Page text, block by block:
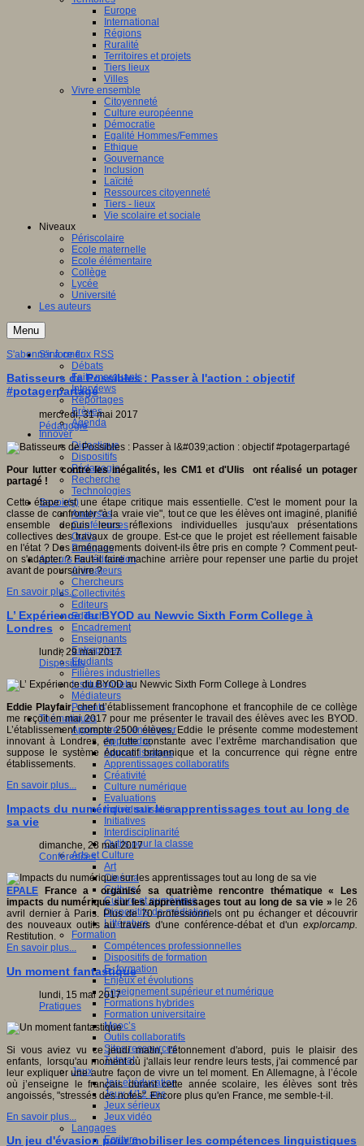
Europe
International
Régions
Ruralité
Territoires et projets
Tiers lieux
Villes
Vivre ensemble
Citoyenneté
Culture européenne
Démocratie
Egalité Hommes/Femmes
Ethique
Gouvernance
Inclusion
Laïcité
Ressources citoyenneté
Tiers - lieux
Vie scolaire et sociale
Niveaux
Périscolaire
Ecole maternelle
Ecole élémentaire
Collège
Lycée
Université
Les auteurs
Menu
S'informer
Débats
Faits marquants
Interviews
Reportages
Brèves
Agenda
Innover
Didactique
Dispositifs
Pédagogie
Recherche
Technologies
Savoir(s)
Analyses
Conférences
Outils
Pratiques
Acteurs de l'éducation
Animateurs
Chercheurs
Collectivités
Editeurs
EdTech
Encadrement
Enseignants
Entreprises
Etudiants
Filières industrielles
Institutionnels
Médiateurs
Parents
Thématiques
Apprendre et enseigner
Apprendre
Apprentissages
Apprentissages collaboratifs
Créativité
Culture numérique
Evaluations
Individualisation
Initiatives
Interdisciplinarité
Outils pour la classe
Arts et Culture
Art
Cinéma
Culture
Culture et numérique
Dispositifs de médiation
Littérature
Formation
Compétences professionnelles
Dispositifs de formation
E- formation
Enjeux et évolutions
Enseignement supérieur et numérique
Formations hybrides
Formation universitaire
Mooc’s
Outils collaboratifs
Sites ressources
Tutorat
Jeux
Jeu et éducation
Jeux 4/12 ans
Jeux sérieux
Jeux vidéo
Langages
Ecriture
S'abonner à ce flux RSS
Batisseurs de Possibles : Passer à l'action : objectif
#potagerpartagé
mercredi, 31 mai 2017
Pédagogie
Pour lutter contre les inégalités, les CM1 et d'Ulis ont réalisé un potager
partagé !
Cette étape est une étape critique mais essentielle. C'est le moment pour la
classe de confronter "à la vraie vie", tout ce que les élèves ont imaginé, planifié
ensemble depuis leurs réflexions individuelles jusqu'aux présentations
collectives des travaux de groupe. Est-ce que le projet est réellement faisable
en l'état ? Des aménagements doivent-ils être pris en compte ? Comment peut-
on s'adapter ? Faut-il faire machine arrière pour repenser une partie du projet
avant de poursuivre ?
En savoir plus...
L’ Expérience du BYOD au Newvic Sixth Form College à
Londres
lundi, 29 mai 2017
Dispositifs
Eddie Playfair, chef d’établissement francophone et francophile de ce collège
me reçoit en mai 2017 pour me présenter le travail des élèves avec les BYOD.
L’établissement compte 2500 élèves, Eddie le présente comme modestement
innovant à Londres, en lutte constante avec l’extrême marchandisation que
suppose le système éducatif britannique et la concurrence qui règne entre
établissements.
En savoir plus...
Impacts du numérique sur les apprentissages tout au long de
sa vie
dimanche, 28 mai 2017
Conférences
EPALE France a organisé sa quatrième rencontre thématique « Les
impacts du numérique sur les apprentissages tout au long de sa vie » le 26
avril dernier à Paris. Plus de 70 professionnels ont pu échanger et découvrir
des nouveaux outils au travers d'une conférence-débat et d'un explorcamp.
Restitution.
En savoir plus...
Un moment fantastique
lundi, 15 mai 2017
Pratiques
Si vous aviez vu ce jeudi matin, l'étonnement d'abord, puis le plaisir des
enfants, lorsqu'au moment où j'allais leur rendre leurs tests, j'ai commencé par
leur expliquer une autre façon de vivre un tel moment. En Allemagne, à l’école
où j’enseigne le français durant cette année scolaire, les élèves sont très
angoissés, "stressés des notes". Encore plus qu'en France, me semble-t-il.
En savoir plus...
Un jeu d'évasion pour mobiliser les compétences linguistiques